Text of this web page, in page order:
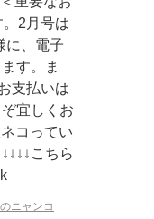
2月号は
に、電子
す。ま
支払いは
宜しくお
コってい
こちら
ニャンコ